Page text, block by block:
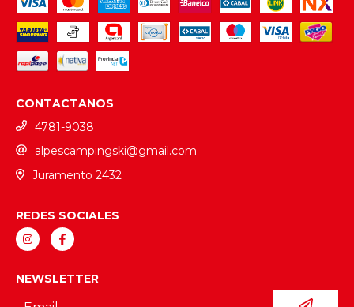
CONTACTANOS
4781-9038
alpescampingski@gmail.com
Juramento 2432
REDES SOCIALES
NEWSLETTER